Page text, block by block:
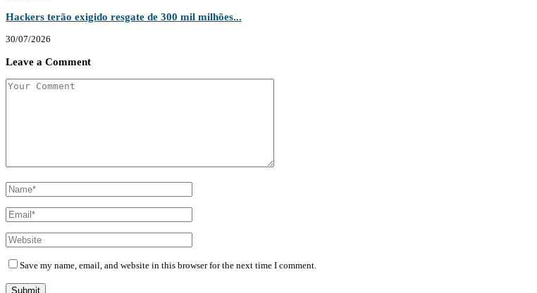
Hackers terão exigido resgate de 300 mil milhões...
30/07/2026
Leave a Comment
Save my name, email, and website in this browser for the next time I comment.